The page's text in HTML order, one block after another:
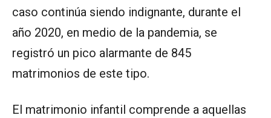
caso continúa siendo indignante, durante el
año 2020, en medio de la pandemia, se
registró un pico alarmante de 845
matrimonios de este tipo.
El matrimonio infantil comprende a aquellas